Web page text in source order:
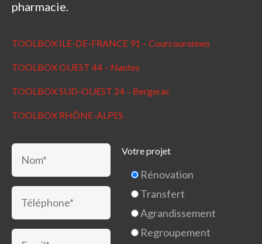
pharmacie.
TOOLBOX ILE-DE-FRANCE 91 – Courcouronnes
TOOLBOX OUEST 44 – Nantes
TOOLBOX SUD-OUEST 24 – Bergerac
TOOLBOX RHÔNE-ALPES
Votre projet
Rénovation
Transfert
Agrandissement
Regroupement